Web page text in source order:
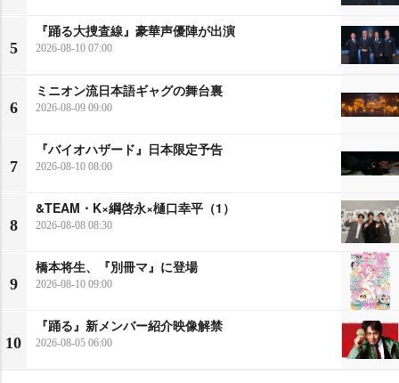
5
『踊る大捜査線』豪華声優陣が出演
2026-08-10 07:00
6
ミニオン流日本語ギャグの舞台裏
2026-08-09 09:00
7
『バイオハザード』日本限定予告
2026-08-10 08:00
8
&TEAM・K×綱啓永×樋口幸平（1）
2026-08-08 08:30
9
橋本将生、『別冊マ』に登場
2026-08-10 09:00
10
『踊る』新メンバー紹介映像解禁
2026-08-05 06:00